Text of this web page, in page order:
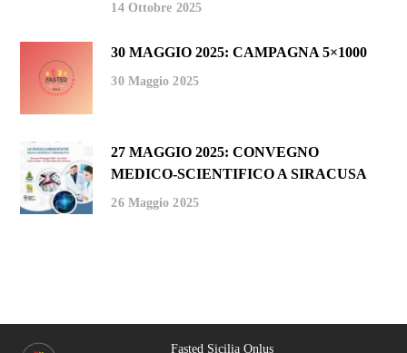
14 Ottobre 2025
30 MAGGIO 2025: CAMPAGNA 5×1000
30 Maggio 2025
27 MAGGIO 2025: CONVEGNO
MEDICO-SCIENTIFICO A SIRACUSA
26 Maggio 2025
Fasted Sicilia Onlus